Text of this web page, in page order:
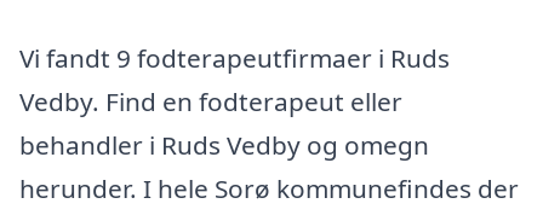
Vi fandt 9 fodterapeutfirmaer i Ruds
Vedby. Find en fodterapeut eller
behandler i Ruds Vedby og omegn
herunder. I hele Sorø kommunefindes der